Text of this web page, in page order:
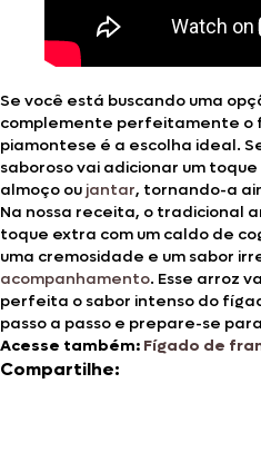
Se você está buscando uma
complemente perfeitamente o
piamontese é a escolha ideal.
saboroso vai adicionar um
almoço ou jantar, tornando-a
Na nossa receita, o tradicional
toque extra com um caldo de
uma cremosidade e um sabor
acompanhamento. Esse arroz
perfeita o sabor intenso do
passo a passo e prepare-se
Acesse também: Fígado de
Compartilhe: